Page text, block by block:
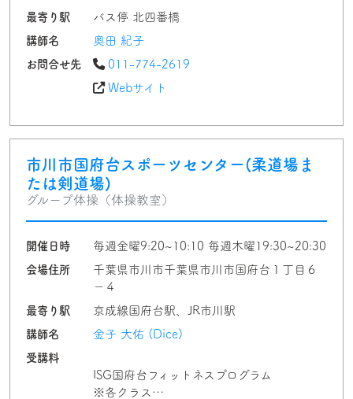
最寄り駅
バス停 北四番橋
講師名
奥田 紀子
お問合せ先
011-774-2619
Webサイト
市川市国府台スポーツセンター(柔道場ま
たは剣道場)
グループ体操（体操教室）
開催日時
毎週金曜9:20~10:10 毎週木曜19:30~20:30
会場住所
千葉県市川市千葉県市川市国府台１丁目６
−４
最寄り駅
京成線国府台駅、JR市川駅
講師名
金子 大佑 (Dice)
受講料
ISG国府台フィットネスプログラム
※各クラス…